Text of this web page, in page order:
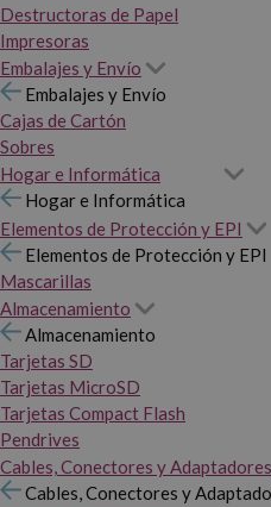
Destructoras de Papel
Impresoras
Embalajes y Envío
Embalajes y Envío
Cajas de Cartón
Sobres
Hogar e Informática
Hogar e Informática
Elementos de Protección y EPI
Elementos de Protección y EPI
Mascarillas
Almacenamiento
Almacenamiento
Tarjetas SD
Tarjetas MicroSD
Tarjetas Compact Flash
Pendrives
Cables, Conectores y Adaptadores
Cables, Conectores y